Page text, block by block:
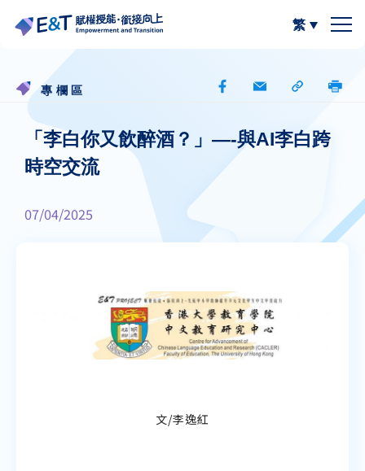
計劃內容
計劃成員
計劃活動與發展
關於比賽
2024-25
資源區
W.I.S.E【以寫帶讀】
寫作教學資源
繁
專欄區
「李白你又飲醉酒？」—-與AI李白跨
時空交流
07/04/2025
文/李逸紅